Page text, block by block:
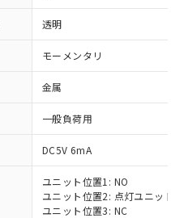
透明
モーメンタリ
金属
一般負荷用
DC5V 6mA
ユニット位置1: NO
ユニット位置2: 点灯ユニット
ユニット位置3: NC